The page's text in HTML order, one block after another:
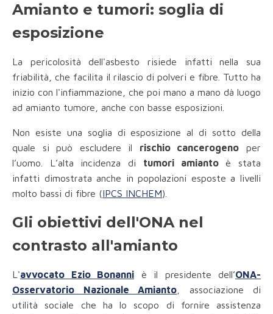
Amianto e tumori: soglia di
esposizione
La pericolosità dell'asbesto risiede infatti nella sua
friabilità, che facilita il rilascio di polveri e fibre. Tutto ha
inizio con l'infiammazione, che poi mano a mano dà luogo
ad amianto tumore, anche con basse esposizioni.
Non esiste una soglia di esposizione al di sotto della
quale si può escludere il rischio cancerogeno per
l’uomo. L’alta incidenza di tumori amiantoè stata
infatti dimostrata anche in popolazioni esposte a livelli
molto bassi di fibre (IPCS INCHEM).
Gli obiettivi dell'ONA nel
contrasto all'amianto
L'avvocato Ezio Bonanni è il presidente dell’ONA-
Osservatorio Nazionale Amianto , associazione di
utilità sociale che ha lo scopo di fornire assistenza